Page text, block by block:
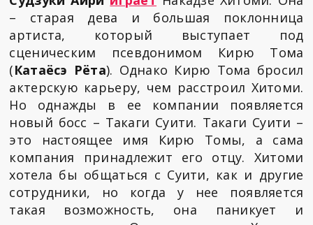
– старая дева и большая поклонница
артиста, который выступает под
сценическим псевдонимом Кирю Тома
(Катаёсэ Рёта). Однако Кирю Тома бросил
актерскую карьеру, чем расстроил Хитоми.
Но однажды в ее компании появляется
новый босс – Такаги Суити. Такаги Суити –
это настоящее имя Кирю Томы, а сама
компания принадлежит его отцу. Хитоми
хотела бы общаться с Суити, как и другие
сотрудники, но когда у нее появляется
такая возможность, она паникует и